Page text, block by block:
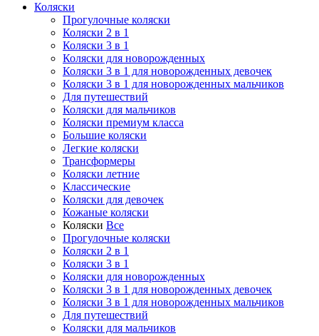
Коляски
Прогулочные коляски
Коляски 2 в 1
Коляски 3 в 1
Коляски для новорожденных
Коляски 3 в 1 для новорожденных девочек
Коляски 3 в 1 для новорожденных мальчиков
Для путешествий
Коляски для мальчиков
Коляски премиум класса
Большие коляски
Легкие коляски
Трансформеры
Коляски летние
Классические
Коляски для девочек
Кожаные коляски
Коляски Все
Прогулочные коляски
Коляски 2 в 1
Коляски 3 в 1
Коляски для новорожденных
Коляски 3 в 1 для новорожденных девочек
Коляски 3 в 1 для новорожденных мальчиков
Для путешествий
Коляски для мальчиков